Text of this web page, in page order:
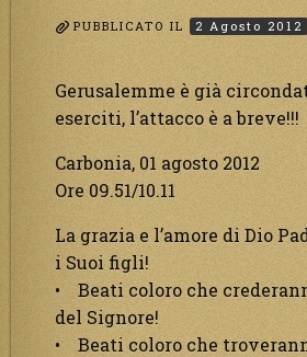
PUBBLICATO IL 2 Agosto 2012
Gerusalemme è già
eserciti, l’attacco è a breve!!!
Carbonia, 01 agosto 2012
Ore 09.51/10.11
La grazia e l’amore di Dio
i Suoi figli!
• Beati coloro che
del Signore!
• Beati coloro che